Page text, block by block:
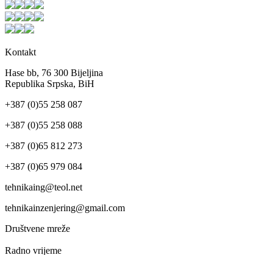
Kontakt
Hase bb, 76 300 Bijeljina
Republika Srpska, BiH
+387 (0)55 258 087
+387 (0)55 258 088
+387 (0)65 812 273
+387 (0)65 979 084
tehnikaing@teol.net
tehnikainzenjering@gmail.com
Društvene mreže
Radno vrijeme